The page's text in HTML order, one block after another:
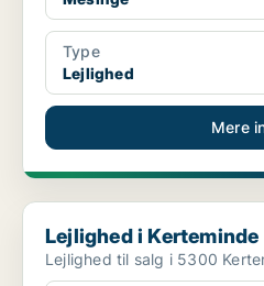
Type
Lejlighed
Mere
Lejlighed i Kerteminde
Lejlighed i Kerteminde
Lejlighed til salg i 5300